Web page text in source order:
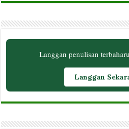
Langgan penulisan
Langgan